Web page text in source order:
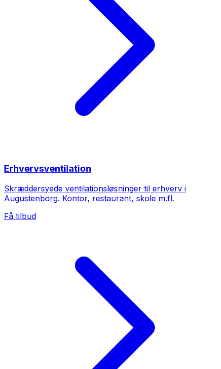
Erhvervsventilation
Skræddersyede ventilationsløsninger til erhverv i
Augustenborg. Kontor, restaurant, skole m.fl.
Få tilbud